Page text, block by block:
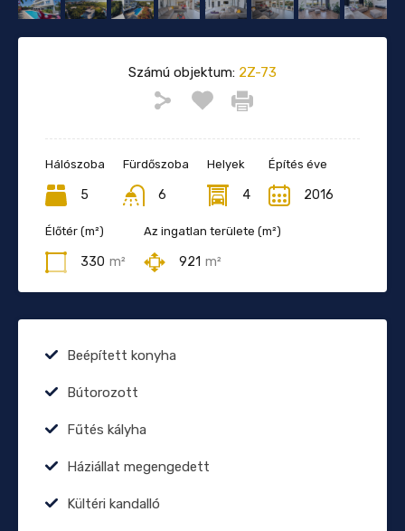
Számú objektum: 2Z-73
Hálószoba
5
Fürdőszoba
6
Helyek
4
Építés éve
2016
Élőtér (m²)
330 m²
Az ingatlan területe (m²)
921 m²
Beépített konyha
Bútorozott
Fűtés kályha
Háziállat megengedett
Kültéri kandalló